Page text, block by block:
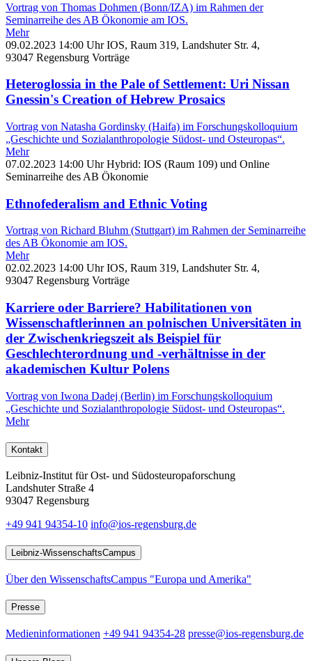
Vortrag von Thomas Dohmen (Bonn/IZA) im Rahmen der
Seminarreihe des AB Ökonomie am IOS.
Mehr
09.02.2023 14:00 Uhr IOS, Raum 319, Landshuter Str. 4,
93047 Regensburg Vorträge
Heteroglossia in the Pale of Settlement: Uri Nissan
Gnessin's Creation of Hebrew Prosaics
Vortrag von Natasha Gordinsky (Haifa) im Forschungskolloquium
„Geschichte und Sozialanthropologie Südost‐ und Osteuropas“.
Mehr
07.02.2023 14:00 Uhr Hybrid: IOS (Raum 109) und Online
Seminarreihe des AB Ökonomie
Ethnofederalism and Ethnic Voting
Vortrag von Richard Bluhm (Stuttgart) im Rahmen der Seminarreihe
des AB Ökonomie am IOS.
Mehr
02.02.2023 14:00 Uhr IOS, Raum 319, Landshuter Str. 4,
93047 Regensburg Vorträge
Karriere oder Barriere? Habilitationen von
Wissenschaftlerinnen an polnischen Universitäten in
der Zwischenkriegszeit als Beispiel für
Geschlechterordnung und -verhältnisse in der
akademischen Kultur Polens
Vortrag von Iwona Dadej (Berlin) im Forschungskolloquium
„Geschichte und Sozialanthropologie Südost‐ und Osteuropas“.
Mehr
Kontakt
Leibniz-Institut für Ost- und Südosteuropaforschung
Landshuter Straße 4
93047 Regensburg
+49 941 94354-10 info@ios-regensburg.de
Leibniz-WissenschaftsCampus
Über den WissenschaftsCampus "Europa und Amerika"
Presse
Medieninformationen +49 941 94354-28 presse@ios-regensburg.de